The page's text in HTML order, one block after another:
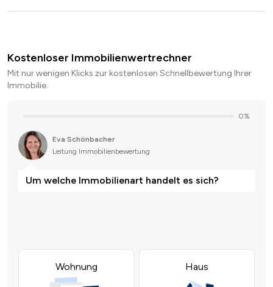
Kostenloser Immobilienwertrechner
Mit nur wenigen Klicks zur kostenlosen Schnellbewertung Ihrer
Immobilie.